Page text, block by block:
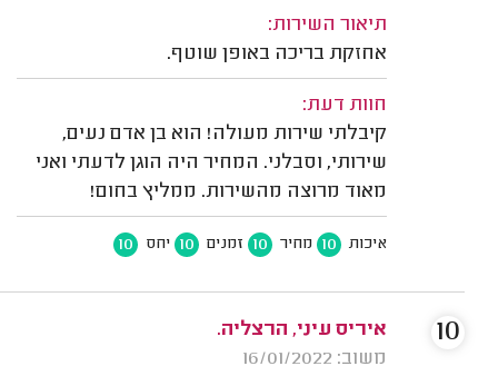
תיאור השירות:
אחזקת בריכה באופן שוטף.
חוות דעת:
קיבלתי שירות מעולה! הוא בן אדם נעים,
שירותי, וסבלני. המחיר היה הוגן לדעתי ואני
מאוד מרוצה מהשירות. ממליץ בחום!
איכות 10 מחיר 10 זמנים 10 יחס 10
איריס עיני, הרצליה.
משוב: 16/01/2022
10